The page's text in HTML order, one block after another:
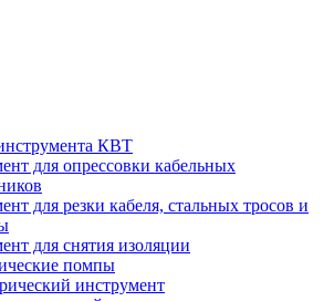
КВТ
для опрессовки кабельных
для резки кабеля, стальных тросов и
для снятия изоляции
помпы
инструмент